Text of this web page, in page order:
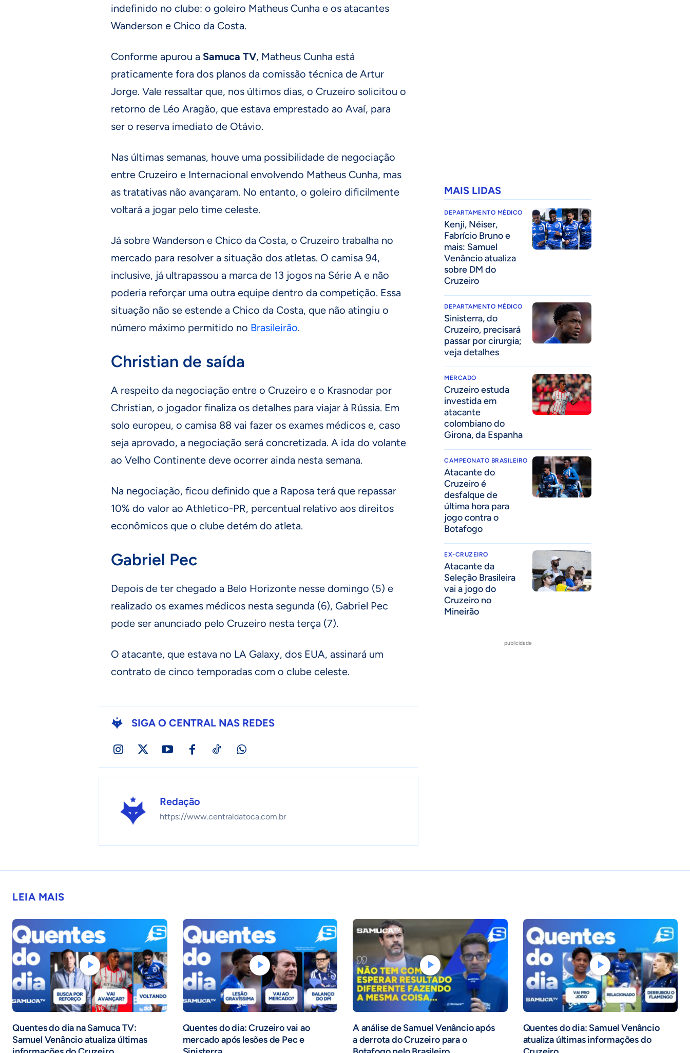
indefinido no clube: o goleiro Matheus Cunha e os atacantes
Wanderson e Chico da Costa.
Conforme apurou a Samuca TV, Matheus Cunha está
praticamente fora dos planos da comissão técnica de Artur
Jorge. Vale ressaltar que, nos últimos dias, o Cruzeiro solicitou o
retorno de Léo Aragão, que estava emprestado ao Avaí, para
ser o reserva imediato de Otávio.
Nas últimas semanas, houve uma possibilidade de negociação
entre Cruzeiro e Internacional envolvendo Matheus Cunha, mas
as tratativas não avançaram. No entanto, o goleiro dificilmente
voltará a jogar pelo time celeste.
Já sobre Wanderson e Chico da Costa, o Cruzeiro trabalha no
mercado para resolver a situação dos atletas. O camisa 94,
inclusive, já ultrapassou a marca de 13 jogos na Série A e não
poderia reforçar uma outra equipe dentro da competição. Essa
situação não se estende a Chico da Costa, que não atingiu o
número máximo permitido no Brasileirão.
Christian de saída
A respeito da negociação entre o Cruzeiro e o Krasnodar por
Christian, o jogador finaliza os detalhes para viajar à Rússia. Em
solo europeu, o camisa 88 vai fazer os exames médicos e, caso
seja aprovado, a negociação será concretizada. A ida do volante
ao Velho Continente deve ocorrer ainda nesta semana.
Na negociação, ficou definido que a Raposa terá que repassar
10% do valor ao Athletico-PR, percentual relativo aos direitos
econômicos que o clube detém do atleta.
Gabriel Pec
Depois de ter chegado a Belo Horizonte nesse domingo (5) e
realizado os exames médicos nesta segunda (6), Gabriel Pec
pode ser anunciado pelo Cruzeiro nesta terça (7).
O atacante, que estava no LA Galaxy, dos EUA, assinará um
contrato de cinco temporadas com o clube celeste.
SIGA O CENTRAL NAS REDES
Redação
https://www.centraldatoca.com.br
MAIS LIDAS
DEPARTAMENTO MÉDICO
Kenji, Néiser,
Fabrício Bruno e
mais: Samuel
Venâncio atualiza
sobre DM do
Cruzeiro
DEPARTAMENTO MÉDICO
Sinisterra, do
Cruzeiro, precisará
passar por cirurgia;
veja detalhes
MERCADO
Cruzeiro estuda
investida em
atacante
colombiano do
Girona, da Espanha
CAMPEONATO BRASILEIRO
Atacante do
Cruzeiro é
desfalque de
última hora para
jogo contra o
Botafogo
EX-CRUZEIRO
Atacante da
Seleção Brasileira
vai a jogo do
Cruzeiro no
Mineirão
publicidade
LEIA MAIS
Quentes do dia na Samuca TV:
Samuel Venâncio atualiza últimas
Quentes do dia: Cruzeiro vai ao
mercado após lesões de Pec e
A análise de Samuel Venâncio após
a derrota do Cruzeiro para o
Quentes do dia: Samuel Venâncio
atualiza últimas informações do